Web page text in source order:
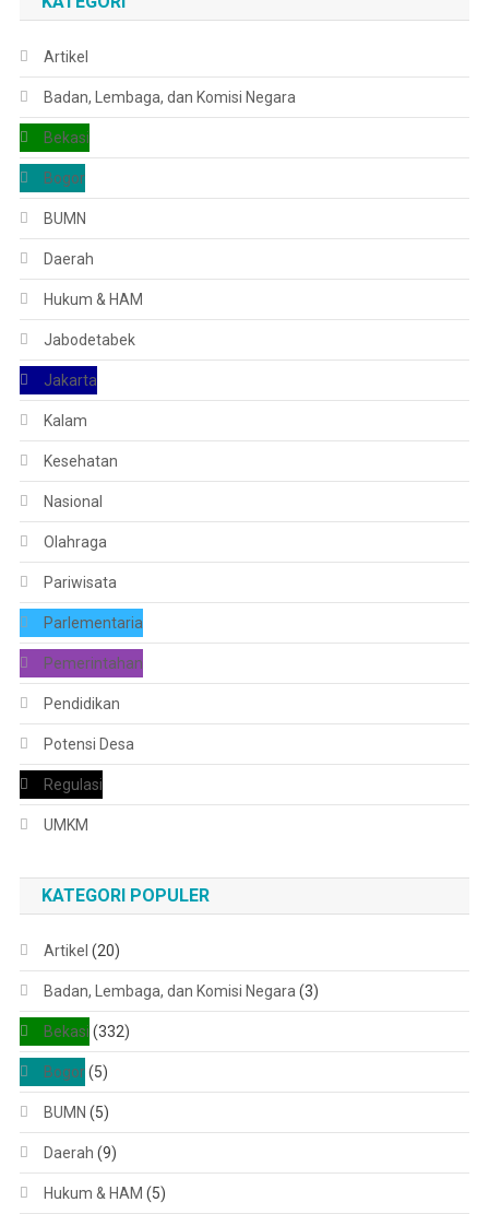
Artikel
Badan, Lembaga, dan Komisi Negara
Bekasi
Bogor
BUMN
Daerah
Hukum & HAM
Jabodetabek
Jakarta
Kalam
Kesehatan
Nasional
Olahraga
Pariwisata
Parlementaria
Pemerintahan
Pendidikan
Potensi Desa
Regulasi
UMKM
KATEGORI POPULER
Artikel (20)
Badan, Lembaga, dan Komisi Negara (3)
Bekasi (332)
Bogor(5)
BUMN (5)
Daerah (9)
Hukum & HAM (5)